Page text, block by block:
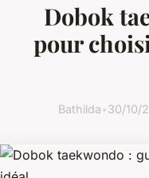
Dobok
pour
Bathilda•30/10/